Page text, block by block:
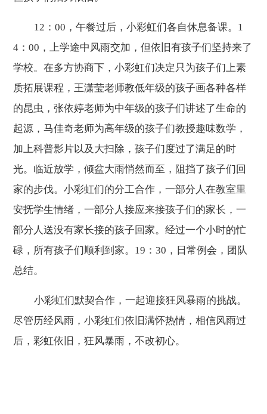
12：00，午餐过后，小彩虹们各自休息备课。1
4：00，上学途中风雨交加，但依旧有孩子们坚持来了
学校。在多方协商下，小彩虹们决定只为孩子们上素
质拓展课程，王潇莹老师教低年级的孩子画各种各样
的昆虫，张依婷老师为中年级的孩子们讲述了生命的
起源，马佳奇老师为高年级的孩子们教授趣味数学，
加上科普影片以及大扫除，孩子们度过了满足的时
光。临近放学，倾盆大雨悄然而至，阻挡了孩子们回
家的步伐。小彩虹们的分工合作，一部分人在教室里
安抚学生情绪，一部分人接应来接孩子们的家长，一
部分人送没有家长接的孩子回家。经过一个小时的忙
碌，所有孩子们顺利到家。19：30，日常例会，团队
总结。
小彩虹们默契合作，一起迎接狂风暴雨的挑战。
尽管历经风雨，小彩虹们依旧满怀热情，相信风雨过
后，彩虹依旧，狂风暴雨，不改初心。